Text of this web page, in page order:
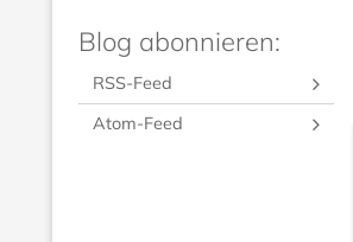
Blog abonnieren:
RSS-Feed
Atom-Feed